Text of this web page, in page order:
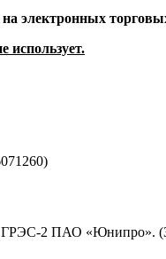
электронных
использует.
ГРЭС-2 ПАО «Юнипро».